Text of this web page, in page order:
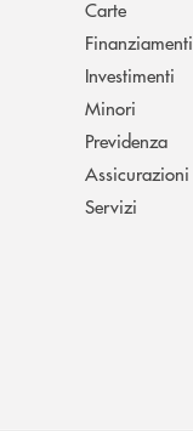
Carte
Finanziamenti
Investimenti
Minori
Previdenza
Assicurazioni
Servizi